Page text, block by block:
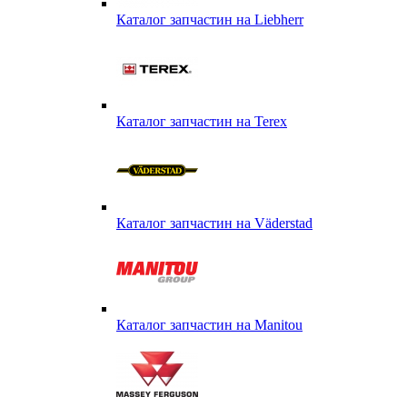
Каталог запчастин на Liebherr
Каталог запчастин на Terex
Каталог запчастин на Väderstad
Каталог запчастин на Маnitou